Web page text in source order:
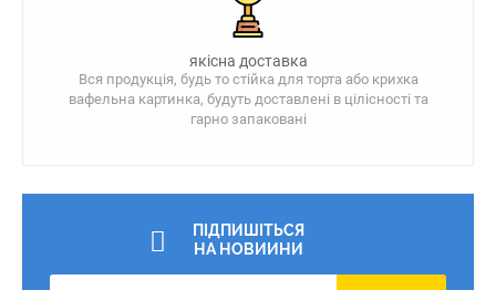
якісна доставка
Вся продукція, будь то стійка для торта або крихка
вафельна картинка, будуть доставлені в цілісності та
гарно запаковані
ПІДПИШІТЬСЯ
НА НОВИИНИ